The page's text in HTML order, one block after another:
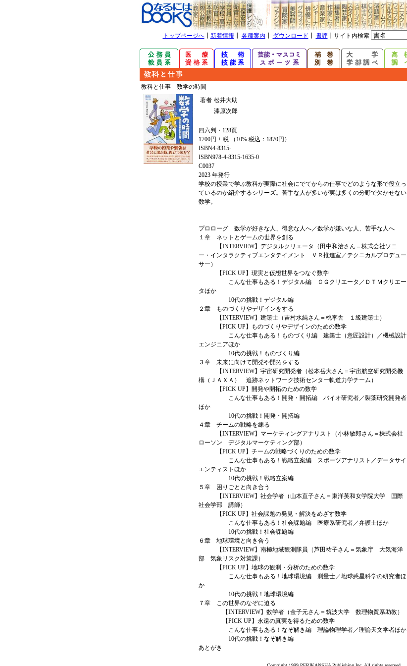
トップページへ┃ 新着情報 各種案内 ダウンロード 書評┃サイト内検索
教科と仕事 数学の時間
著者 松井大助
漆原次郎
四六判・128頁
1700円 + 税 （10% 税込：1870円）
ISBN4-8315-
ISBN978-4-8315-1635-0
C0037
2023 年発行
学校の授業で学ぶ教科が実際に社会にでてからの仕事でどのような形で役立っ
ているのか紹介するシリーズ。苦手な人が多いが実は多くの分野で欠かせない
数学。
プロローグ 数学が好きな人、得意な人へ／数学が嫌いな人、苦手な人へ
１章 ネットとゲームの世界を創る
【INTERVIEW】デジタルクリエータ（田中和治さん＝株式会社ソニ
ー・インタラクティブエンタテイメント ＶＲ推進室／テクニカルプロデュー
サー）
【PICK UP】現実と仮想世界をつなぐ数学
こんな仕事もある！デジタル編 ＣＧクリエータ／ＤＴＭクリエー
タほか
10代の挑戦！デジタル編
２章 ものづくりやデザインをする
【INTERVIEW】建築士（吉村水純さん＝桃李舎 １級建築士）
【PICK UP】ものづくりやデザインのための数学
こんな仕事もある！ものづくり編 建築士（意匠設計）／機械設計
エンジニアほか
10代の挑戦！ものづくり編
３章 未来に向けて開発や開拓をする
【INTERVIEW】宇宙研究開発者（松本岳大さん＝宇宙航空研究開発機
構（ＪＡＸＡ） 追跡ネットワーク技術センター軌道力学チーム）
【PICK UP】開発や開拓のための数学
こんな仕事もある！開発・開拓編 バイオ研究者／製薬研究開発者
ほか
10代の挑戦！開発・開拓編
４章 チームの戦略を練る
【INTERVIEW】マーケティングアナリスト（小林敏郎さん＝株式会社
ローソン デジタルマーケティング部）
【PICK UP】チームの戦略づくりのための数学
こんな仕事もある！戦略立案編 スポーツアナリスト／データサイ
エンティストほか
10代の挑戦！戦略立案編
５章 困りごとと向き合う
【INTERVIEW】社会学者（山本直子さん＝東洋英和女学院大学 国際
社会学部 講師）
【PICK UP】社会課題の発見・解決をめざす数学
こんな仕事もある！社会課題編 医療系研究者／弁護士ほか
10代の挑戦！社会課題編
６章 地球環境と向き合う
【INTERVIEW】南極地域観測隊員（芦田祐子さん＝気象庁 大気海洋
部 気象リスク対策課）
【PICK UP】地球の観測・分析のための数学
こんな仕事もある！地球環境編 測量士／地球惑星科学の研究者ほ
か
10代の挑戦！地球環境編
７章 この世界のなぞに迫る
【INTERVIEW】数学者（金子元さん＝筑波大学 数理物質系助教）
【PICK UP】永遠の真実を得るための数学
こんな仕事もある！なぞ解き編 理論物理学者／理論天文学者ほか
10代の挑戦！なぞ解き編
あとがき